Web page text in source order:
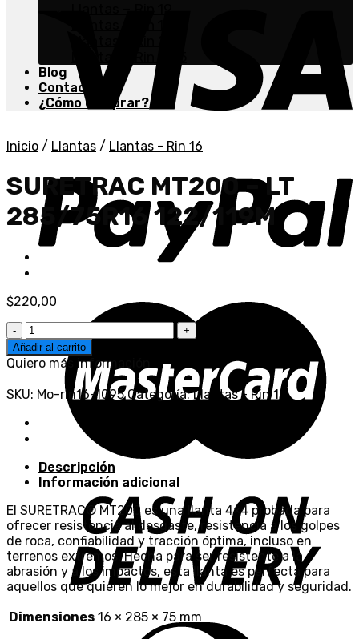
Blog
Contacto
¿Cómo comprar?
Inicio / Llantas / Llantas - Rin 16
SURETRAC MT200 – LT
285/75R16 122/119M
$220,00
Añadir al carrito
Quiero más información
SKU: Mo-rin16-1095 Categoría:Llantas - Rin 16
Descripción
Información adicional
El SURETRAC® MT200 es una llanta 4×4 probada para
ofrecer resistencia al desgaste, resistencia a los golpes
de roca, confiabilidad y tracción óptima, incluso en
terrenos extremos. Hecha para ser resistente a la
abrasión y a los impactos, esta llanta es perfecta para
aquellos que quieren lo mejor en durabilidad y seguridad.
Dimensiones 16 × 285 × 75 mm